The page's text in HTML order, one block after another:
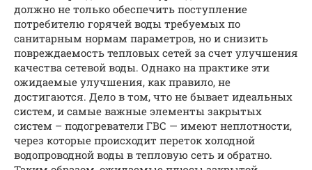
должно не только обеспечить поступление
потребителю горячей воды требуемых по
санитарным нормам параметров, но и снизить
повреждаемость тепловых сетей за счет улучшения
качества сетевой воды. Однако на практике эти
ожидаемые улучшения, как правило, не
достигаются. Дело в том, что не бывает идеальных
систем, и самые важные элементы закрытых
систем – подогреватели ГВС — имеют неплотности,
через которые происходит переток холодной
водопроводной воды в тепловую сеть и обратно.